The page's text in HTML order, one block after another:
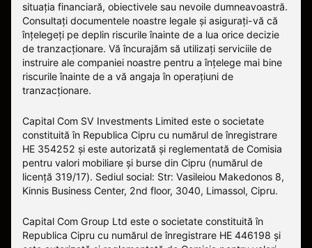
situația financiară, obiectivele sau nevoile dumneavoastră.
Consultați documentele noastre legale și asigurați-vă că
înțelegeți pe deplin riscurile înainte de a lua orice decizie
de tranzacționare. Vă încurajăm să utilizați serviciile de
instruire ale companiei noastre pentru a înțelege mai bine
riscurile înainte de a vă angaja în operațiuni de
tranzacționare.
Capital Com SV Investments Limited este o societate
constituită în Republica Cipru cu numărul de înregistrare
HE 354252 și este autorizată și reglementată de Comisia
pentru valori mobiliare și burse din Cipru (numărul de
licență 319/17). Sediul social: Str: Vasileiou Makedonos 8,
Kinnis Business Center, 2nd floor, 3040, Limassol, Cipru.
Capital Com Group Ltd este o societate constituită în
Republica Cipru cu numărul de înregistrare ΗΕ 446198 și